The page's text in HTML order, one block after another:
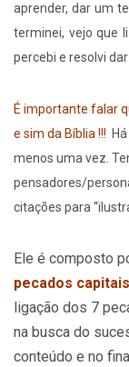
aprender, dar um
terminei, vejo que
percebi e resolvi
É importante falar
e sim da Bíblia !!!
menos uma vez.
pensadores/
citações para
Ele é composto
pecados
ligação dos 7
na busca do
conteúdo e no